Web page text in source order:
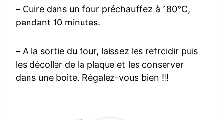
– Cuire dans un four préchauffez à 180°C,
pendant 10 minutes.
– A la sortie du four, laissez les refroidir puis
les décoller de la plaque et les conserver
dans une boite. Régalez-vous bien !!!